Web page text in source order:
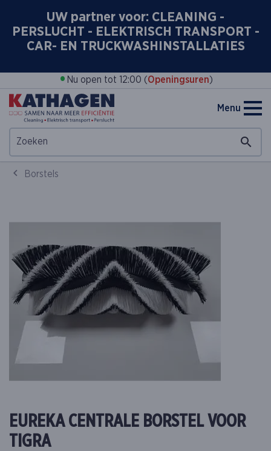
UW partner voor: CLEANING -
PERSLUCHT - ELEKTRISCH TRANSPORT -
CAR- EN TRUCKWASHINSTALLATIES
• Nu open tot 12:00 (Openingsuren)
Menu
Borstels
EUREKA CENTRALE BORSTEL VOOR
TIGRA